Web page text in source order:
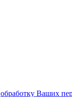
обработку Ваших